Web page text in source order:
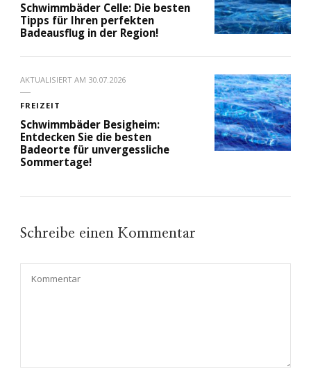
Schwimmbäder Celle: Die besten
Tipps für Ihren perfekten
Badeausflug in der Region!
AKTUALISIERT AM 30.07.2026
FREIZEIT
Schwimmbäder Besigheim:
Entdecken Sie die besten
Badeorte für unvergessliche
Sommertage!
Schreibe einen Kommentar